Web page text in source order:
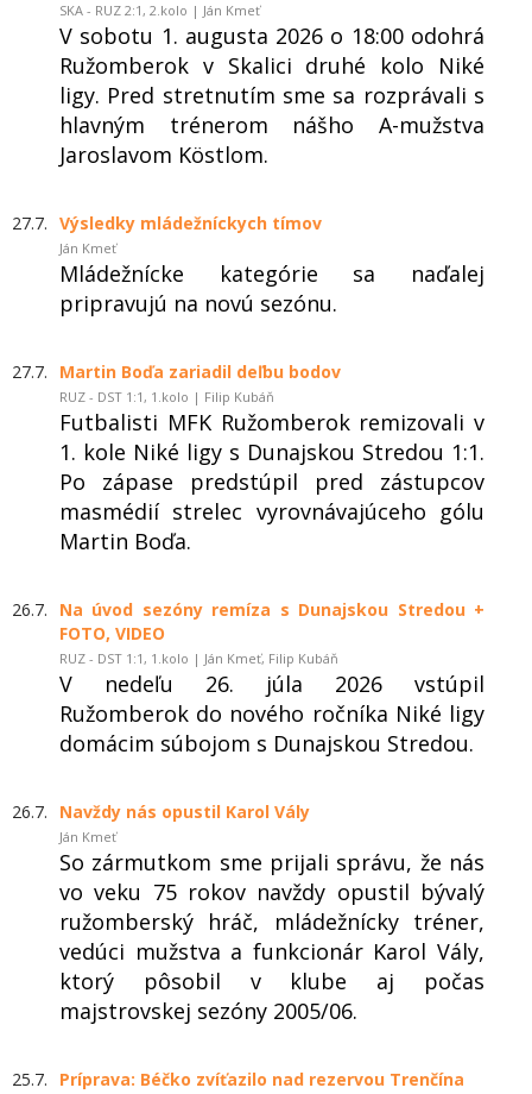
SKA - RUZ 2:1, 2.kolo | Ján Kmeť
V sobotu 1. augusta 2026 o 18:00 odohrá
Ružomberok v Skalici druhé kolo Niké
ligy. Pred stretnutím sme sa rozprávali s
hlavným trénerom nášho A-mužstva
Jaroslavom Köstlom.
27.7. Výsledky mládežníckych tímov
Ján Kmeť
Mládežnícke kategórie sa naďalej
pripravujú na novú sezónu.
27.7. Martin Boďa zariadil deľbu bodov
RUZ - DST 1:1, 1.kolo | Filip Kubáň
Futbalisti MFK Ružomberok remizovali v
1. kole Niké ligy s Dunajskou Stredou 1:1.
Po zápase predstúpil pred zástupcov
masmédií strelec vyrovnávajúceho gólu
Martin Boďa.
26.7.
Na úvod sezóny remíza s Dunajskou Stredou +
FOTO, VIDEO
RUZ - DST 1:1, 1.kolo | Ján Kmeť, Filip Kubáň
V nedeľu 26. júla 2026 vstúpil
Ružomberok do nového ročníka Niké ligy
domácim súbojom s Dunajskou Stredou.
26.7. Navždy nás opustil Karol Vály
Ján Kmeť
So zármutkom sme prijali správu, že nás
vo veku 75 rokov navždy opustil bývalý
ružomberský hráč, mládežnícky tréner,
vedúci mužstva a funkcionár Karol Vály,
ktorý pôsobil v klube aj počas
majstrovskej sezóny 2005/06.
25.7. Príprava: Béčko zvíťazilo nad rezervou Trenčína